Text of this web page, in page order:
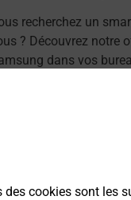
cookies sont les
recherchez un
? Découvrez notre
dans vos